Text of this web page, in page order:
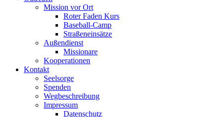
Mission vor Ort
Roter Faden Kurs
Baseball-Camp
Straßeneinsätze
Außendienst
Missionare
Kooperationen
Kontakt
Seelsorge
Spenden
Wegbeschreibung
Impressum
Datenschutz